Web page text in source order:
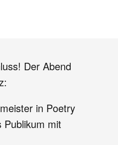
Der Abend
in Poetry
Publikum mit